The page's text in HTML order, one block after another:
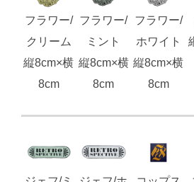
フラワー/
クリーム
縦8cm×横
8cm
フラワー/
ミント
縦8cm×横
8cm
フラワー/
ホワイト
縦8cm×横
8cm